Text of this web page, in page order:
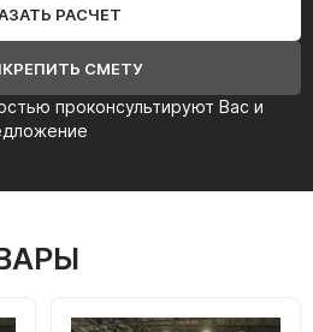
проконсультируют Вас и
РАСЧЕТ
СМЕТУ